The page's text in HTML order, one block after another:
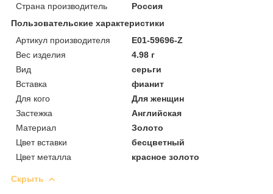
Страна производитель
Россия
Пользовательские характеристики
Артикул производителя
E01-59696-Z
Вес изделия
4.98 г
Вид
серьги
Вставка
фианит
Для кого
Для женщин
Застежка
Английская
Материал
Золото
Цвет вставки
бесцветный
Цвет металла
красное золото
Скрыть